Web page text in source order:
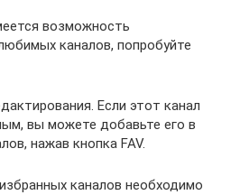
возможность
каналов, попробуйте
Если этот канал
вы можете добавьте его в
нажав кнопка FAV.
каналов необходимо